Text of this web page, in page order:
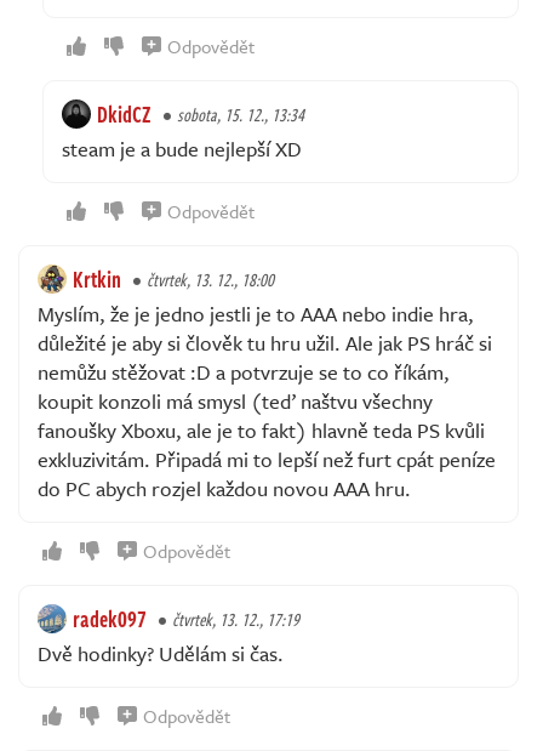
Odpovědět
DkidCZ sobota, 15. 12., 13:34
steam je a bude nejlepší XD
Odpovědět
Krtkin čtvrtek, 13. 12., 18:00
Myslím, že je jedno jestli je to AAA nebo indie hra,
důležité je aby si člověk tu hru užil. Ale jak PS hráč si
nemůžu stěžovat :D a potvrzuje se to co říkám,
koupit konzoli má smysl (teď naštvu všechny
fanoušky Xboxu, ale je to fakt) hlavně teda PS kvůli
exkluzivitám. Připadá mi to lepší než furt cpát peníze
do PC abych rozjel každou novou AAA hru.
Odpovědět
radek097 čtvrtek, 13. 12., 17:19
Dvě hodinky? Udělám si čas.
Odpovědět